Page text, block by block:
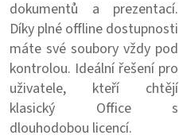
dokumentů a prezentací.
Díky plné offline dostupnosti
máte své soubory vždy pod
kontrolou. Ideální řešení pro
uživatele, kteří chtějí
klasický Office s
dlouhodobou licencí.